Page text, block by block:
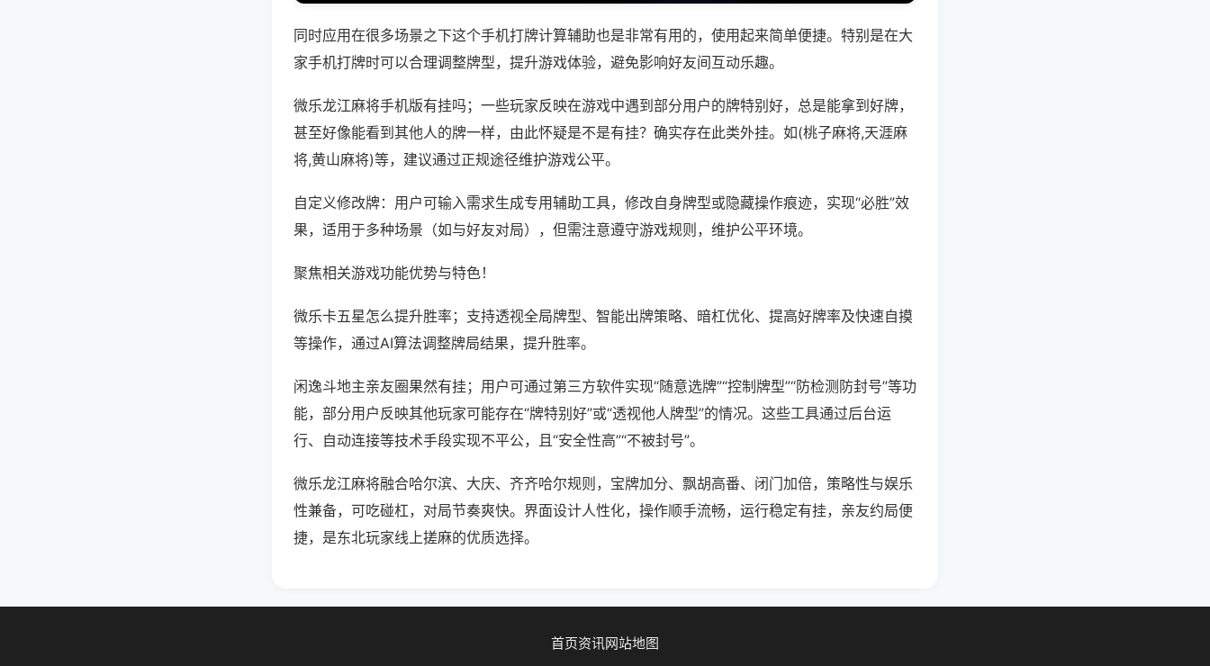
同时应用在很多场景之下这个手机打牌计算辅助也是非常有用的，使用起来简单便捷。特别是在大
家手机打牌时可以合理调整牌型，提升游戏体验，避免影响好友间互动乐趣。
微乐龙江麻将手机版有挂吗；一些玩家反映在游戏中遇到部分用户的牌特别好，总是能拿到好牌，
甚至好像能看到其他人的牌一样，由此怀疑是不是有挂？确实存在此类外挂。如(桃子麻将,天涯麻
将,黄山麻将)等，建议通过正规途径维护游戏公平。
自定义修改牌：用户可输入需求生成专用辅助工具，修改自身牌型或隐藏操作痕迹，实现“必胜”效
果，适用于多种场景（如与好友对局），但需注意遵守游戏规则，维护公平环境。
聚焦相关游戏功能优势与特色！
微乐卡五星怎么提升胜率；支持透视全局牌型、智能出牌策略、暗杠优化、提高好牌率及快速自摸
等操作，通过AI算法调整牌局结果，提升胜率。
闲逸斗地主亲友圈果然有挂；用户可通过第三方软件实现“随意选牌”“控制牌型”“防检测防封号”等功
能，部分用户反映其他玩家可能存在“牌特别好”或“透视他人牌型”的情况。这些工具通过后台运
行、自动连接等技术手段实现不平公，且“安全性高”“不被封号”。
微乐龙江麻将融合哈尔滨、大庆、齐齐哈尔规则，宝牌加分、飘胡高番、闭门加倍，策略性与娱乐
性兼备，可吃碰杠，对局节奏爽快。界面设计人性化，操作顺手流畅，运行稳定有挂，亲友约局便
捷，是东北玩家线上搓麻的优质选择。
首页资讯网站地图